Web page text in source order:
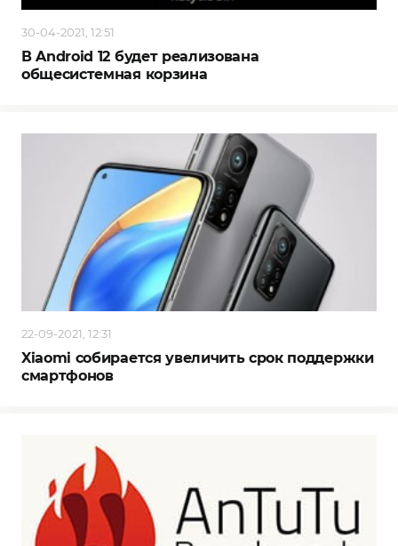
30-04-2021, 12:51
В Android 12 будет реализована
общесистемная корзина
22-09-2021, 12:31
Xiaomi собирается увеличить срок поддержки
смартфонов